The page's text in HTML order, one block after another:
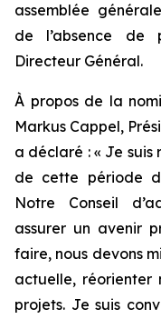
assemblée
de l’absence de
Directeur Général.
À propos de la
Markus Cappel,
a déclaré : « Je suis
de cette période
Notre Conseil
assurer un avenir
faire, nous devons
actuelle, réorienter
projets. Je suis